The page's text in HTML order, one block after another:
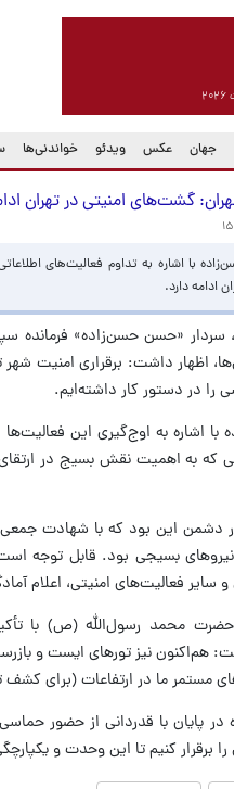
جهان عکس ویدئو خواندنی‌ها
گشت‌های امنیتی در
با اشاره به تداوم فعالیت‌های
ادامه دارد.
سردار «حسن حسن‌زاده»
اظهار داشت: برقراری امنیت
را در دستور کار داشته‌ایم.
که به اهمیت نقش بسیج در
دشمن این بود که با شهادت جمعی
بسیجی بود. قابل توجه
سایر فعالیت‌های امنیتی، اعلام
حضرت محمد رسول‌الله (ص) با
هم‌اکنون نیز تورهای ایست و
ما در ارتفاعات (برای کشف
در پایان با قدردانی از حضور
برقرار کنیم تا این وحدت و